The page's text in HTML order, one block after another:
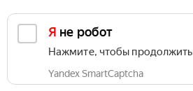
Я не робот
Нажмите, чтобы продолжить
Yandex SmartCaptcha